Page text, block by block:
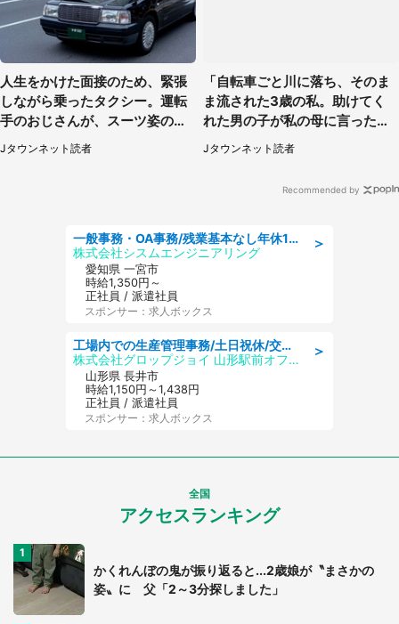
人生をかけた面接のため、緊張
しながら乗ったタクシー。運転
手のおじさんが、スーツ姿の私
を見て...（福岡県・30代女性）
Jタウンネット読者
「自転車ごと川に落ち、そのま
ま流された3歳の私。助けてく
れた男の子が私の母に言ったの
は...」（千葉県・20代女性）
Jタウンネット読者
Recommended by
＞
一般事務・OA事務/残業基本なし年休130日社保完備の一般・調達事務
株式会社シスムエンジニアリング
愛知県 一宮市
時給1,350円～
正社員 / 派遣社員
スポンサー：求人ボックス
＞
工場内での生産管理事務/土日祝休/交通費支給
株式会社グロップジョイ 山形駅前オフィス
山形県 長井市
時給1,150円～1,438円
正社員 / 派遣社員
スポンサー：求人ボックス
全国
アクセスランキング
かくれんぼの鬼が振り返ると...2歳娘が〝まさかの
姿〟に 父「2～3分探しました」